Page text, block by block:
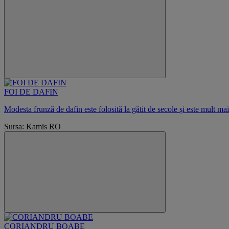
FOI DE DAFIN
Modesta frunză de dafin este folosită la gătit de secole și este mult
Sursa: Kamis RO
CORIANDRU BOABE